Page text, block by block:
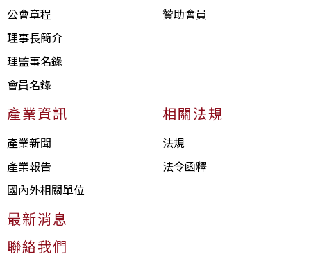
公會章程
理事長簡介
理監事名錄
會員名錄
贊助會員
產業資訊
產業新聞
產業報告
國內外相關單位
相關法規
法規
法令函釋
最新消息
聯絡我們